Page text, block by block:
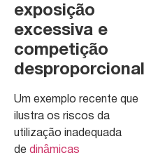
exposição
excessiva e
competição
desproporcional
Um exemplo recente que
ilustra os riscos da
utilização inadequada
de dinâmicas